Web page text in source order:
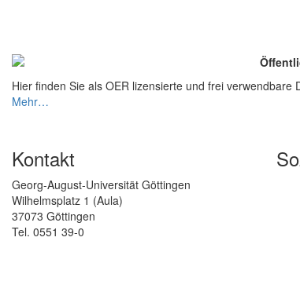
Hier finden Sie als OER lizensierte und frei
Mehr…
Kontakt
Georg-August-Universität Göttingen
Wilhelmsplatz 1 (Aula)
37073 Göttingen
Tel. 0551 39-0